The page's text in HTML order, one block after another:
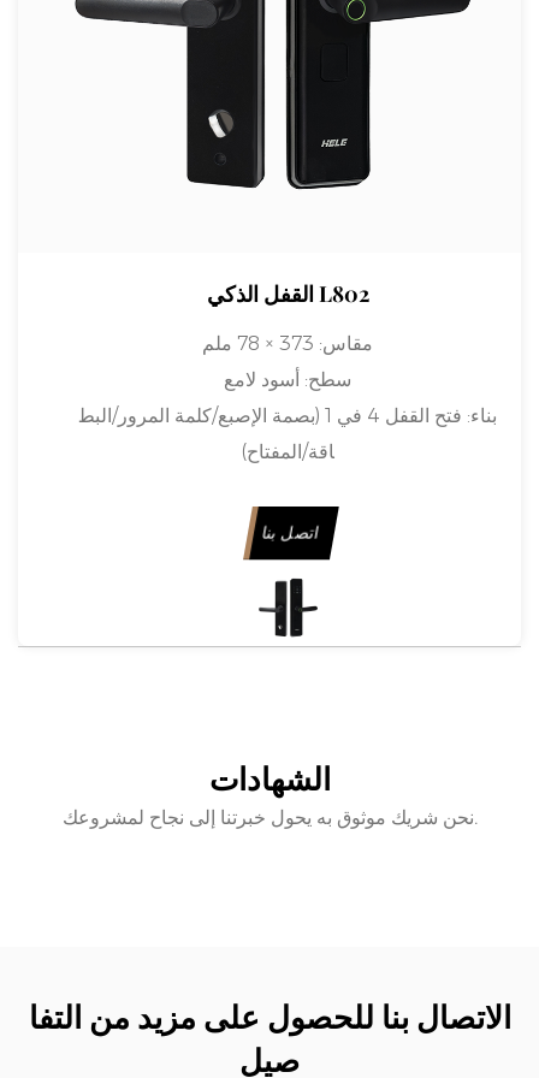
القفل الذكي L802
مقاس: 373 × 78 ملم
سطح: أسود لامع
بناء:
فتح القفل 4 في 1 (بصمة الإصبع/كلمة المرور/البط
اقة/المفتاح)
لباب 50-110 مم (يمكن تخصيص سماكة الباب الأ
خرى)
جيجانج، قوانغشي
اتصل بنا
الشهادات
نحن شريك موثوق به يحول خبرتنا إلى نجاح لمشروعك.
الاتصال بنا للحصول على مزيد من التفا
صيل